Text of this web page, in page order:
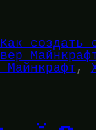
Как создать
Майнкрафт ,